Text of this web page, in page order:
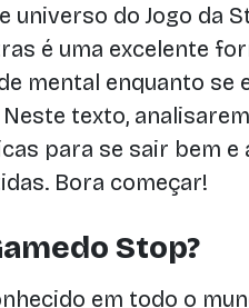
universo do Jogo da
é uma excelente
mental enquanto se
texto,
para se sair bem e
Bora começar!
Stop?
em todo o